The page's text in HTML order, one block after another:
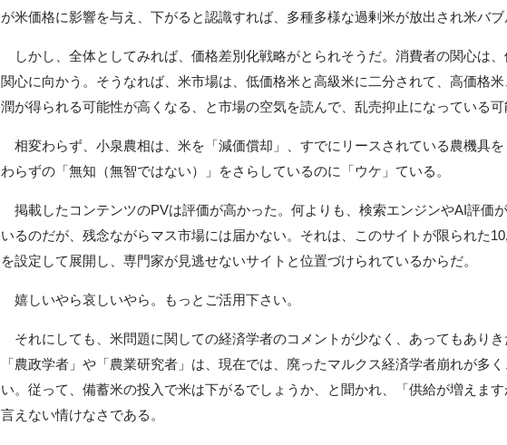
が米価格に影響を与え、下がると認識すれば、多種多様な過剰米が放出され米バブ
しかし、全体としてみれば、価格差別化戦略がとられそうだ。消費者の関心は
関心に向かう。そうなれば、米市場は、低価格米と高級米に二分されて、高価格
潤が得られる可能性が高くなる、と市場の空気を読んで、乱売抑止になっている
相変わらず、小泉農相は、米を「減価償却」、すでにリースされている農機具
わらずの「無知（無智ではない）」をさらしているのに「ウケ」ている。
掲載したコンテンツのPVは評価が高かった。何よりも、検索エンジンやAI評価
いるのだが、残念ながらマス市場には届かない。それは、このサイトが限られた
を設定して展開し、専門家が見逃せないサイトと位置づけられているからだ。
嬉しいやら哀しいやら。もっとご活用下さい。
それにしても、米問題に関しての経済学者のコメントが少なく、あってもあり
「農政学者」や「農業研究者」は、現在では、廃ったマルクス経済学者崩れが多
い。従って、備蓄米の投入で米は下がるでしょうか、と聞かれ、「供給が増えま
言えない情けなさである。